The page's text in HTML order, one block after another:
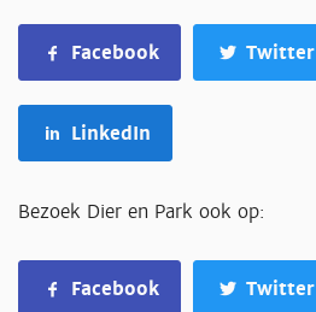
Facebook Twitter
LinkedIn
Bezoek Dier en Park ook op:
Facebook Twitter